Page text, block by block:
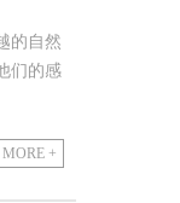
的自然
们的感
MORE +